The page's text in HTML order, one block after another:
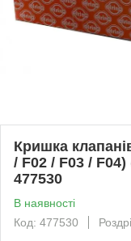
Кришка
/ F02 / F03 /
477530
В наявності
Код: 477530